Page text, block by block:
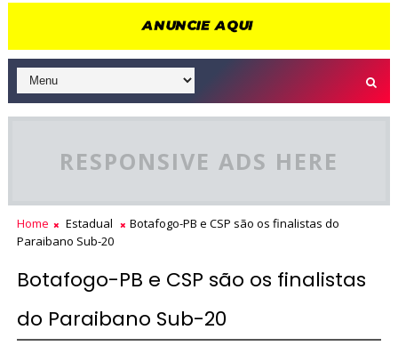
RESPONSIVE ADS HERE
Home Estadual
Botafogo-PB e CSP são os finalistas do
Paraibano Sub-20
Botafogo-PB e CSP são os finalistas
do Paraibano Sub-20